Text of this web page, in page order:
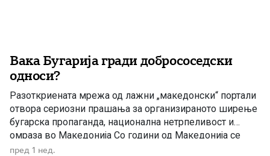
Вака Бугарија гради добрососедски
односи?
Разоткриената мрежа од лажни „македонски“ портали
отвора сериозни прашања за организираното ширење
бугарска пропаганда, национална нетрпеливост и
омраза во Македонија Со години од Македонија се
бара да докажува дека сака добрососедство. Се
пред 1 нед.